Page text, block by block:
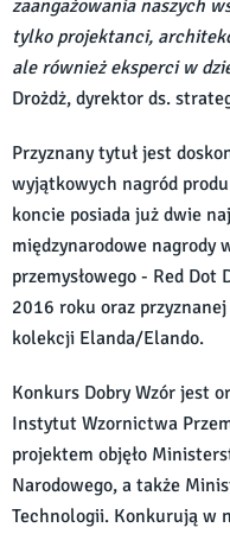
zaangażowania naszych
tylko projektanci,
ale również eksperci w
Drożdż, dyrektor ds.
Przyznany tytuł jest
wyjątkowych nagród
koncie posiada już dwie
międzynarodowe nagrody
przemysłowego - Red
2016 roku oraz
kolekcji Elanda/Elando.
Konkurs Dobry Wzór jest
Instytut Wzornictwa
projektem objęło
Narodowego, a także
Technologii. Konkurują w